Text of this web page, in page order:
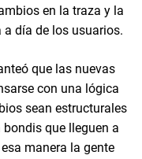
en la traza y la
día de los usuarios.
que las nuevas
con una lógica
sean estructurales
que lleguen a
manera la gente